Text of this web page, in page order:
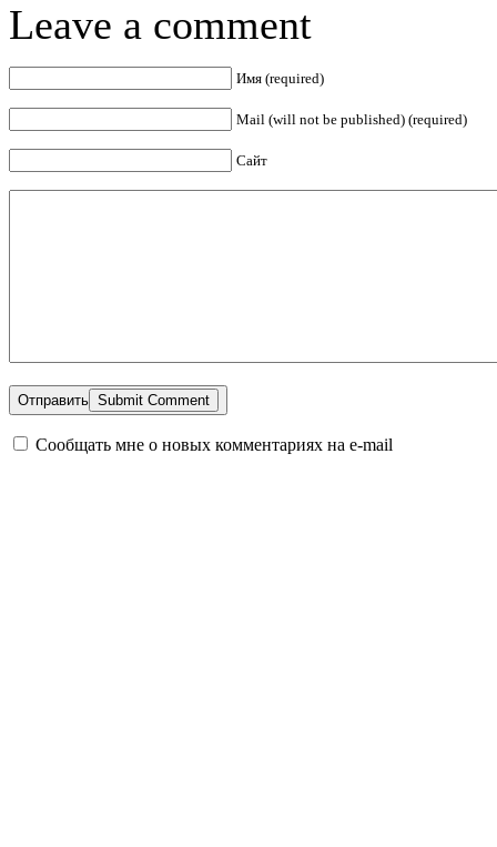
Leave a comment
Имя (required)
Mail (will not be published) (required)
Сайт
Отправить
Сообщать мне о новых комментариях на e-mail